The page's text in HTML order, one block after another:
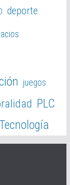
deporte
juegos
PLC
Tecnología